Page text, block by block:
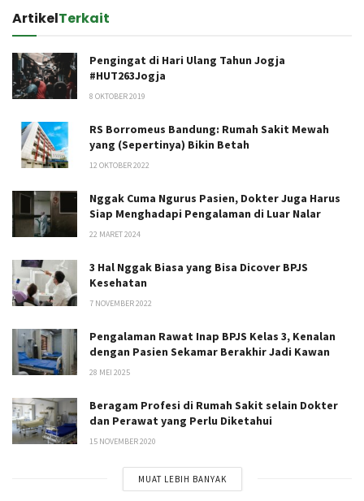
ArtikelTerkait
Pengingat di Hari Ulang Tahun Jogja
#HUT263Jogja
8 OKTOBER 2019
RS Borromeus Bandung: Rumah Sakit Mewah
yang (Sepertinya) Bikin Betah
12 OKTOBER 2022
Nggak Cuma Ngurus Pasien, Dokter Juga Harus
Siap Menghadapi Pengalaman di Luar Nalar
22 MARET 2024
3 Hal Nggak Biasa yang Bisa Dicover BPJS
Kesehatan
7 NOVEMBER 2022
Pengalaman Rawat Inap BPJS Kelas 3, Kenalan
dengan Pasien Sekamar Berakhir Jadi Kawan
28 MEI 2025
Beragam Profesi di Rumah Sakit selain Dokter
dan Perawat yang Perlu Diketahui
15 NOVEMBER 2020
MUAT LEBIH BANYAK